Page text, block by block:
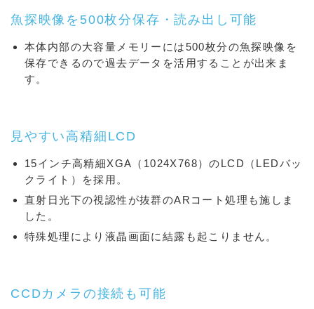
魚探映像を500枚分保存・読み出し可能
本体内部の大容量メモリーには500枚分の魚探映像を
保存できるので過去データを活用することが出来ま
す。
見やすい高精細LCD
15インチ高精細XGA（1024X768）のLCD（LEDバッ
クライト）を採用。
直射日光下の視認性が抜群のARコート処理も施しま
した。
特殊処理により液晶画面に結露も起こりません。
CCDカメラの接続も可能